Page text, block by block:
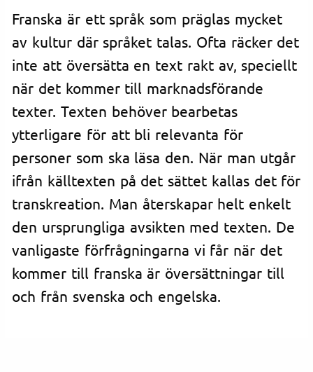
Franska är ett språk som präglas mycket
av kultur där språket talas. Ofta räcker det
inte att översätta en text rakt av, speciellt
när det kommer till marknadsförande
texter. Texten behöver bearbetas
ytterligare för att bli relevanta för
personer som ska läsa den. När man utgår
ifrån källtexten på det sättet kallas det för
transkreation. Man återskapar helt enkelt
den ursprungliga avsikten med texten. De
vanligaste förfrågningarna vi får när det
kommer till franska är översättningar till
och från svenska och engelska.